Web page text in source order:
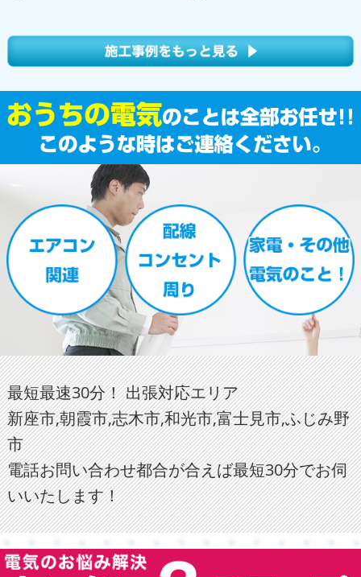
最短最速30分！ 出張対応エリア
新座市,朝霞市,志木市,和光市,富士見市,ふじみ野
市
電話お問い合わせ都合が合えば最短30分でお伺
いいたします！